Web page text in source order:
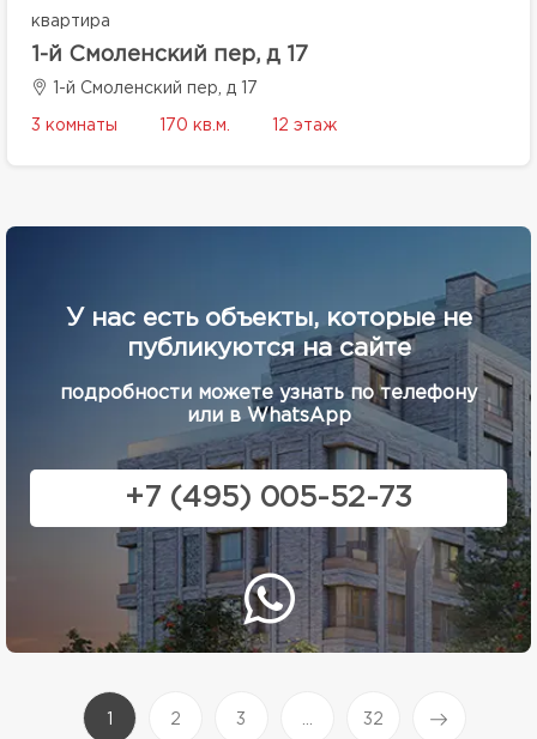
квартира
1-й Смоленский пер, д 17
1-й Смоленский пер, д 17
3 комнаты 170 кв.м. 12 этаж
У нас есть объекты, которые не
публикуются на сайте
подробности можете узнать по телефону
или в WhatsApp
+7 (495) 005-52-73
(current)
2 3 32